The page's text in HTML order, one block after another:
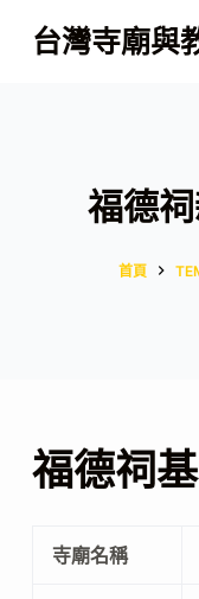
跳
至
台灣寺廟與
福德
首頁
福德祠
寺廟名稱